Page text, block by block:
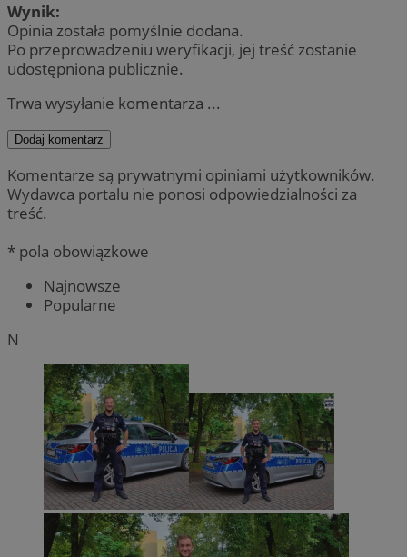
Wynik:
Opinia została pomyślnie dodana.
Po przeprowadzeniu weryfikacji, jej treść zostanie
udostępniona publicznie.
Trwa wysyłanie komentarza ...
Dodaj komentarz
Komentarze są prywatnymi opiniami użytkowników.
Wydawca portalu nie ponosi odpowiedzialności za
treść.
* pola obowiązkowe
Najnowsze
Popularne
N